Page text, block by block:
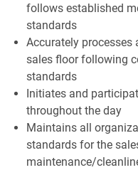
follows established
standards
Accurately processes
sales floor following
standards
Initiates and
throughout the day
Maintains all
standards for the
maintenance/